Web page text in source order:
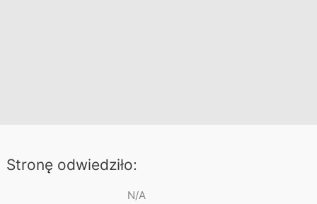
Stronę odwiedziło:
N/A